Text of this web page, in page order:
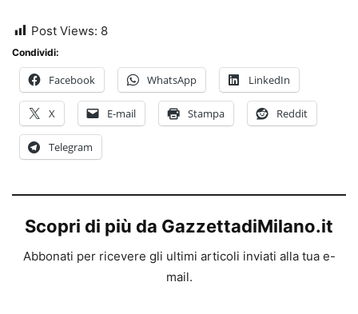
Post Views: 8
Condividi:
Facebook WhatsApp LinkedIn
X E-mail Stampa Reddit
Telegram
Scopri di più da GazzettadiMilano.it
Abbonati per ricevere gli ultimi articoli inviati alla tua e-
mail.